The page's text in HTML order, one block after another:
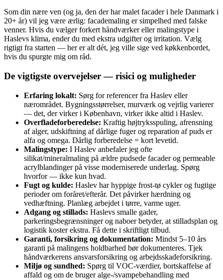
Som din nære ven (og ja, den der har malet facader i hele Danmark i
20+ år) vil jeg være ærlig: facademaling er simpelhed med falske
venner. Hvis du vælger forkert håndværker eller malingstype i
Haslevs klima, ender du med ekstra udgifter og irritation. Vælg
rigtigt fra starten — her er alt dét, jeg ville sige ved køkkenbordet,
hvis du spurgte mig om råd.
De vigtigste overvejelser — risici og muligheder
Erfaring lokalt: Sørg for referencer fra Haslev eller
nærområdet. Bygningsstørrelser, murværk og vejrlig varierer
— det, der virker i København, virker ikke altid i Haslev.
Overfladeforberedelse: Kraftig højtryksspuling, afrensning
af alger, udskiftning af dårlige fuger og reparation af puds er
alfa og omega. Dårlig forberedelse = kort levetid.
Malingstype: I Haslev anbefaler jeg ofte
silikat/mineralmaling på ældre pudsede facader og permeable
acrylblandinger på visse moderniserede underlag. Spørg
hvorfor — ikke kun hvad.
Fugt og kulde: Haslev har hyppige frost‑tø cykler og fugtige
perioder om foråret/efterår. Det påvirker hærdning og
vedhæftning. Planlæg arbejdet i tørre, varme uger.
Adgang og stillads: Haslevs smalle gader,
parkeringsbegrænsninger og naboer betyder, at stilladsplan og
logistik koster ekstra. Få dette i skriftligt tilbud.
Garanti, forsikring og dokumentation: Mindst 5–10 års
garanti på malingens holdbarhed bør dokumenteres. Tjek
håndværkerens ansvarsforsikring og arbejdsskadeforsikring.
Miljø og sundhed: Spørg til VOC‑værdier, bortskaffelse af
affald og om de bruger alge‑/svampebehandling med